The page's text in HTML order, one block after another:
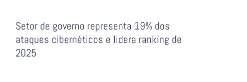
Setor de governo representa 19% dos
ataques cibernéticos e lidera ranking de
2025